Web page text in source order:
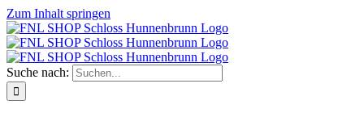
Zum Inhalt springen
Suche nach: